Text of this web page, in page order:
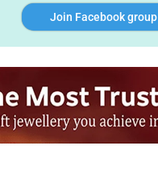
Join Facebook group